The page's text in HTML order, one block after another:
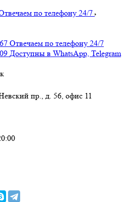
по телефону 24/7
Отвечаем по телефону 24/7
Доступны в WhatsApp, Telegram
пр., д. 56, офис 11